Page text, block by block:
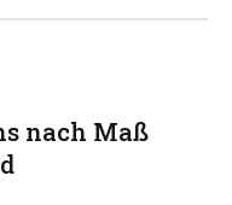
nach Maß